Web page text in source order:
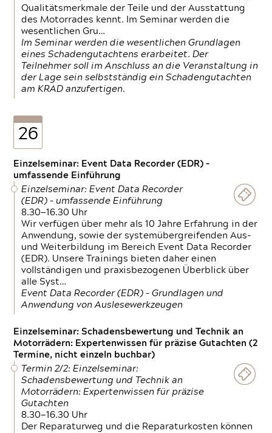
Qualitätsmerkmale der Teile und der Ausstattung
des Motorrades kennt. Im Seminar werden die
wesentlichen Gru…
Im Seminar werden die wesentlichen Grundlagen
eines Schadengutachtens erarbeitet. Der
Teilnehmer soll im Anschluss an die Veranstaltung in
der Lage sein selbstständig ein Schadengutachten
am KRAD anzufertigen.
26
Einzelseminar: Event Data Recorder (EDR) –
umfassende Einführung
Einzelseminar: Event Data Recorder
(EDR) – umfassende Einführung
8.30—16.30 Uhr
Wir verfügen über mehr als 10 Jahre Erfahrung in der
Anwendung, sowie der systemübergreifenden Aus-
und Weiterbildung im Bereich Event Data Recorder
(EDR). Unsere Trainings bieten daher einen
vollständigen und praxisbezogenen Überblick über
alle Syst…
Event Data Recorder (EDR) – Grundlagen und
Anwendung von Auslesewerkzeugen
Einzelseminar: Schadensbewertung und Technik an
Motorrädern: Expertenwissen für präzise Gutachten (2
Termine, nicht einzeln buchbar)
Termin 2/2: Einzelseminar:
Schadensbewertung und Technik an
Motorrädern: Expertenwissen für präzise
Gutachten
8.30—16.30 Uhr
Der Reparaturweg und die Reparaturkosten können